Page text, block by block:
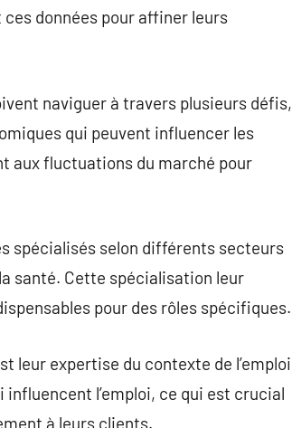
données pour affiner leurs
naviguer à travers plusieurs défis,
qui peuvent influencer les
aux fluctuations du marché pour
spécialisés selon différents secteurs
santé. Cette spécialisation leur
pour des rôles spécifiques.
leur expertise du contexte de l’emploi
l’emploi, ce qui est crucial
à leurs clients.